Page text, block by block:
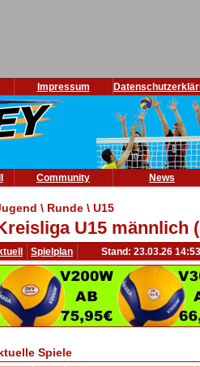
Impressum
Community News
\ Runde \ U15
U15 männlich
Spielplan Stand: 23.03.26 14:53
Spiele